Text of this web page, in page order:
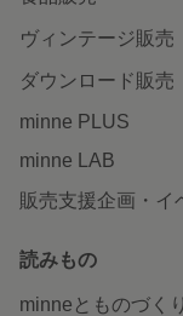
ヴィンテージ販売
ダウンロード販売
minne PLUS
minne LAB
販売支援企画・イ
読みもの
minneとものづく